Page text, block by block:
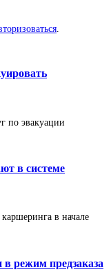
по эвакуации
в системе
в начале
режим предзаказа